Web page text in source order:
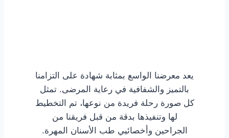
يعد معرضنا الواسع بمثابة شهادة على التزامنا
بالتميز والشفافية في رعاية المرضى. تمثل
كل صورة رحلة فريدة من نوعها، تم التخطيط
لها وتنفيذها بدقة من قبل فريقنا من
الجراحين وأخصائيي طب الأسنان المهرة.